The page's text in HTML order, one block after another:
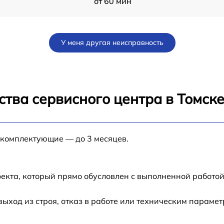
от 30 мин
от 50 мин
У меня другая неисправность
сервисного центра в Томске
— до 3 месяцев.
который прямо обусловлен с выполненной
из строя, отказ в работе или техническим